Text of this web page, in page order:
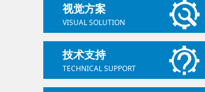
视觉方案
VISUAL SOLUTION
技术支持
TECHNICAL SUPPORT